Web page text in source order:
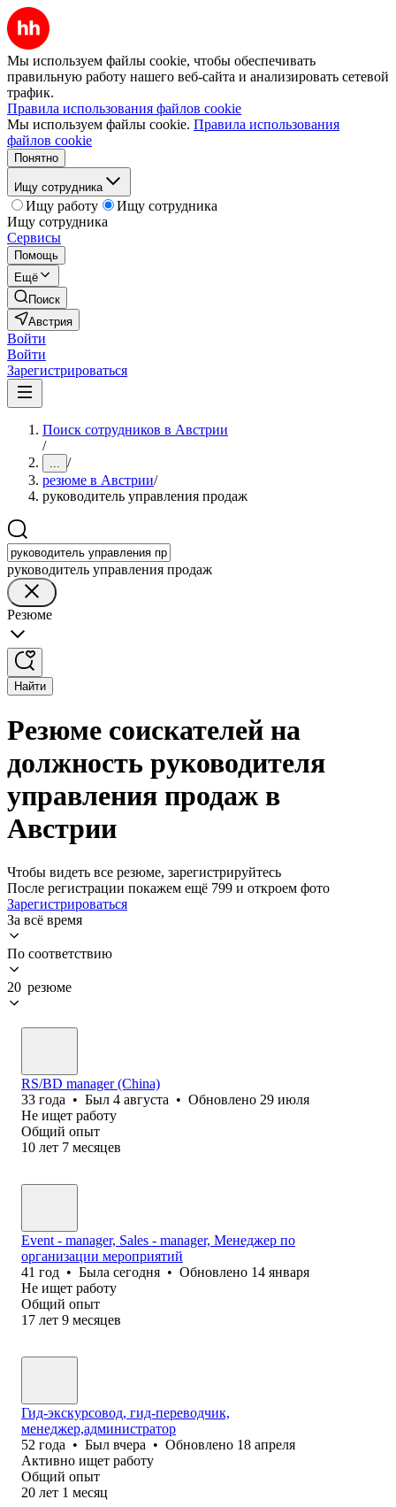
Мы используем файлы cookie, чтобы обеспечивать
правильную работу нашего веб-сайта и анализировать сетевой
трафик.
Правила использования файлов cookie
Мы используем файлы cookie. Правила использования
файлов cookie
Понятно
Ищу сотрудника
Ищу работу
Ищу сотрудника
Ищу сотрудника
Сервисы
Помощь
Ещё
Поиск
Австрия
Войти
Войти
Зарегистрироваться
Поиск сотрудников в Австрии
/
... /
резюме в Австрии/
руководитель управления продаж
руководитель управления продаж
Резюме
Найти
Резюме соискателей на
должность руководителя
управления продаж в
Австрии
Чтобы видеть все резюме, зарегистрируйтесь
После регистрации покажем ещё 799 и откроем фото
Зарегистрироваться
За всё время
По соответствию
20 резюме
RS/BD manager (China)
33 года • Был 4 августа • Обновлено 29 июля
Не ищет работу
Общий опыт
10 лет 7 месяцев
Event - manager, Sales - manager, Менеджер по
организации мероприятий
41 год • Была сегодня • Обновлено 14 января
Не ищет работу
Общий опыт
17 лет 9 месяцев
Гид-экскурсовод, гид-переводчик,
менеджер,администратор
52 года • Был вчера • Обновлено 18 апреля
Активно ищет работу
Общий опыт
20 лет 1 месяц